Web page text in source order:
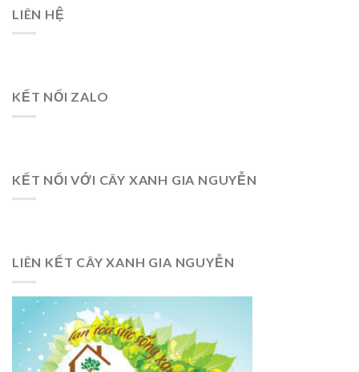
LIÊN HỆ
KẾT NỐI ZALO
KẾT NỐI VỚI CÂY XANH GIA NGUYỄN
LIÊN KẾT CÂY XANH GIA NGUYỄN